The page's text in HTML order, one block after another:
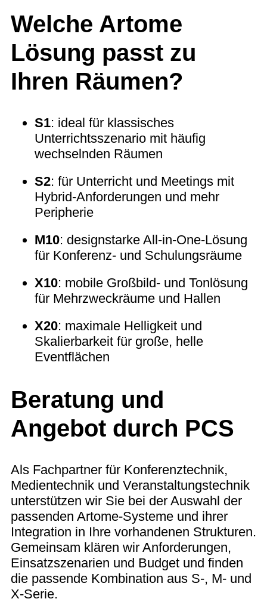
Welche Artome
Lösung passt zu
Ihren Räumen?
S1: ideal für klassisches
Unterrichtsszenario mit häufig
wechselnden Räumen
S2: für Unterricht und Meetings mit
Hybrid‑Anforderungen und mehr
Peripherie
M10: designstarke All‑in‑One‑Lösung
für Konferenz- und Schulungsräume
X10: mobile Großbild- und Tonlösung
für Mehrzweckräume und Hallen
X20: maximale Helligkeit und
Skalierbarkeit für große, helle
Eventflächen
Beratung und
Angebot durch PCS
Als Fachpartner für Konferenztechnik,
Medientechnik und Veranstaltungstechnik
unterstützen wir Sie bei der Auswahl der
passenden Artome‑Systeme und ihrer
Integration in Ihre vorhandenen Strukturen.
Gemeinsam klären wir Anforderungen,
Einsatzszenarien und Budget und finden
die passende Kombination aus S‑, M‑ und
X‑Serie.